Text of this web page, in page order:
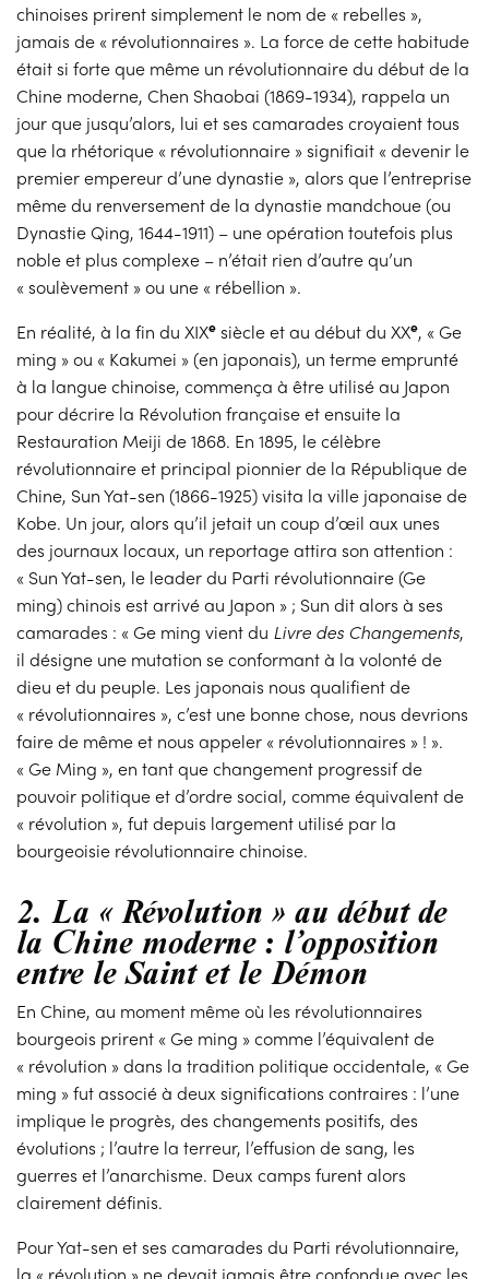
chinoises prirent simplement le nom de « rebelles »,
jamais de « révolutionnaires ». La force de cette habitude
était si forte que même un révolutionnaire du début de la
Chine moderne, Chen Shaobai (1869-1934), rappela un
jour que jusqu’alors, lui et ses camarades croyaient tous
que la rhétorique « révolutionnaire » signifiait « devenir le
premier empereur d’une dynastie », alors que l’entreprise
même du renversement de la dynastie mandchoue (ou
Dynastie Qing, 1644-1911) – une opération toutefois plus
noble et plus complexe – n’était rien d’autre qu’un
« soulèvement » ou une « rébellion ».
En réalité, à la fin du XIXe siècle et au début du XXe, « Ge
ming » ou « Kakumei » (en japonais), un terme emprunté
à la langue chinoise, commença à être utilisé au Japon
pour décrire la Révolution française et ensuite la
Restauration Meiji de 1868. En 1895, le célèbre
révolutionnaire et principal pionnier de la République de
Chine, Sun Yat-sen (1866-1925) visita la ville japonaise de
Kobe. Un jour, alors qu’il jetait un coup d’œil aux unes
des journaux locaux, un reportage attira son attention :
« Sun Yat-sen, le leader du Parti révolutionnaire (Ge
ming) chinois est arrivé au Japon » ; Sun dit alors à ses
camarades : « Ge ming vient du Livre des Changements,
il désigne une mutation se conformant à la volonté de
dieu et du peuple. Les japonais nous qualifient de
« révolutionnaires », c’est une bonne chose, nous devrions
faire de même et nous appeler « révolutionnaires » ! ».
« Ge Ming », en tant que changement progressif de
pouvoir politique et d’ordre social, comme équivalent de
« révolution », fut depuis largement utilisé par la
bourgeoisie révolutionnaire chinoise.
2. La « Révolution » au début de
la Chine moderne : l’opposition
entre le Saint et le Démon
En Chine, au moment même où les révolutionnaires
bourgeois prirent « Ge ming » comme l’équivalent de
« révolution » dans la tradition politique occidentale, « Ge
ming » fut associé à deux significations contraires : l’une
implique le progrès, des changements positifs, des
évolutions ; l’autre la terreur, l’effusion de sang, les
guerres et l’anarchisme. Deux camps furent alors
clairement définis.
Pour Yat-sen et ses camarades du Parti révolutionnaire,
la « révolution » ne devait jamais être confondue avec les